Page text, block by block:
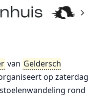
van Geldersch
op zaterdag
rond